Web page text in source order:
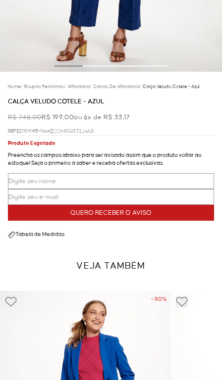
Home/ Roupas Femininas/ Alfaiataria/ Calcas De Alfaiataria/ Calça Veludo Cotele - Azul
CALÇA VELUDO COTELE - AZUL
R$ 748,00R$ 199,00ou 6x de R$ 33,17
REF.52.01.0093-066
COMPARTILHAR
Produto Esgotado
Preencha os campos abaixo para ser avisado assim que o produto voltar ao
estoque! Seja o primeiro a saber e receba ofertas exclusivas.
QUERO RECEBER O AVISO
Tabela de Medidas
VEJA TAMBÉM
- 80%